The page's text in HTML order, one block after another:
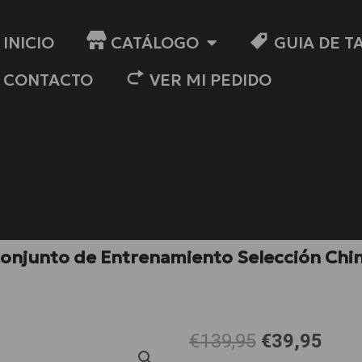
INICIO CATÁLOGO
GUIA DE
CONTACTO
VER MI PEDIDO
de Entrenamiento Selección
€139,95 El
€39,95